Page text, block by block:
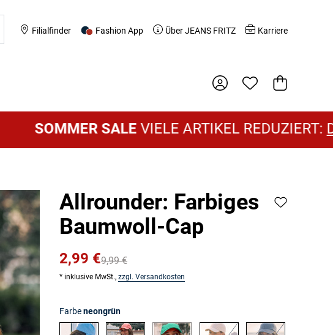
Filialfinder Fashion App Über JEANS FRITZ Karriere
Warenkorb
SOMMER SALEVIELE ARTIKEL REDUZIERT:
Allrounder: Farbiges
Baumwoll-Cap
9,99 €
2,99 €
* inklusive MwSt., zzgl. Versandkosten
Farbeneongrün
hellblau
koralle neongrün stein taupe